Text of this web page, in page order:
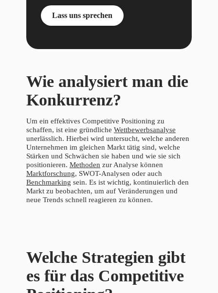
Lass uns sprechen
Wie analysiert man die
Konkurrenz?
Um ein effektives Competitive Positioning zu
schaffen, ist eine gründliche Wettbewerbsanalyse
unerlässlich. Hierbei wird untersucht, welche anderen
Unternehmen im gleichen Markt tätig sind, welche
Stärken und Schwächen sie haben und wie sie sich
positionieren. Methoden zur Analyse können
Marktforschung, SWOT-Analysen oder auch
Benchmarking sein. Es ist wichtig, kontinuierlich den
Markt zu beobachten, um auf Veränderungen und
neue Trends schnell reagieren zu können.
Welche Strategien gibt
es für das Competitive